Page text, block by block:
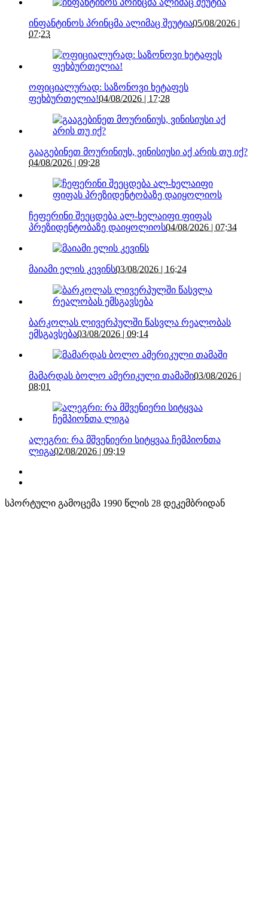
ინფანტინოს პრინცმა ალიმაც შეუტია05/08/2026 |
07:23
ოფიციალურად: საზონოვი ხეტაფეს
ფეხბურთელია!04/08/2026 | 17:28
გააგებინეთ მოურინიუს, ვინისიუსი აქ არის თუ იქ?
04/08/2026 | 09:28
ჩეფერინი შეეცდება ალ-ხელაიფი ფიფას
პრეზიდენტობაზე დაიყოლიოს04/08/2026 | 07:34
მაიამი ელის კევინს03/08/2026 | 16:24
ბარკოლას ლივერპულში წასვლა რეალობას
ემსგავსება03/08/2026 | 09:14
მამარდას ბოლო ამერიკული თამაში03/08/2026 |
08:01
ალეგრი: რა მშვენიერი სიტყვაა ჩემპიონთა
ლიგა02/08/2026 | 09:19
სპორტული გამოცემა 1990 წლის 28 დეკემბრიდან